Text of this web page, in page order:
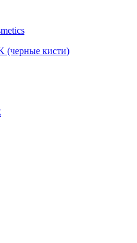
(черные кисти)